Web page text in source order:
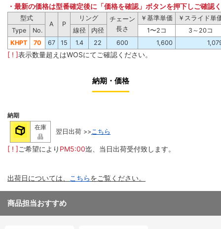
・最新の価格は型番確定後に「価格を確認」ボタンを押下しご確認
型式
A
P
リング
チェーン
長さ
￥基準単価
￥スライド単
Type
No. 線径 内径 1〜2コ
3～20コ
KHPT
70 67 15 1.4 22 600 1,600
[ ! ]表示数量超えはWOSにてご確認ください。
納期・価格
納期
在庫
品
翌日出荷 >>こちら
[ ! ]ご希望により PM5:00迄、当日出荷受付致します。
出荷日については、 こちらをご覧ください。
商品担当おすすめ